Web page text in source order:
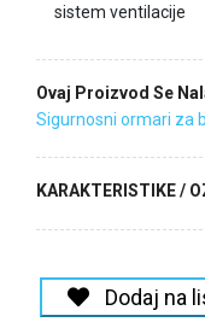
sistem ventilacije
Ovaj Proizvod Se
Sigurnosni ormari za
KARAKTERISTIKE /
Dodaj na